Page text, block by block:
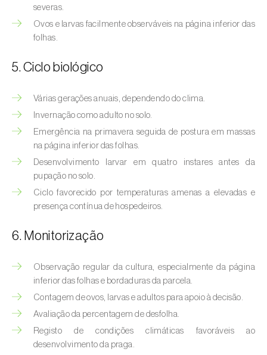
Aranhiço-vermelho (
Besouro‑verde‑das‑tílias (
Bichado-da-ameixeira (
funebrana)
Bichado-da-castanha-do-cedo (Pammene
fasciana)
Bichado-da-castanha-do-tarde (
Bichado-da-castanha-intermédio (
fagiglandana)
brassicae
)
Borboleta-branca-pequena-da-couve
Pieris rapae)
Broca-africana-do-caule-do-milho
Busseola fusca)
severas.
Ovos e larvas facilmente observáveis na página inferior das
folhas.
5. Ciclo biológico
Várias gerações anuais, dependendo do clima.
Invernação como adulto no solo.
Emergência na primavera seguida de postura em massas
na página inferior das folhas.
Desenvolvimento larvar em quatro instares antes da
pupação no solo.
Ciclo favorecido por temperaturas amenas a elevadas e
presença contínua de hospedeiros.
6. Monitorização
Observação regular da cultura, especialmente da página
inferior das folhas e bordaduras da parcela.
Contagem de ovos, larvas e adultos para apoio à decisão.
Avaliação da percentagem de desfolha.
Registo de condições climáticas favoráveis ao
desenvolvimento da praga.